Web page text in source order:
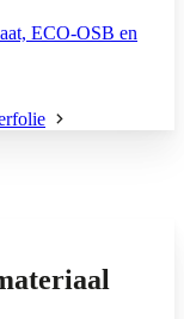
ECO-OSB en